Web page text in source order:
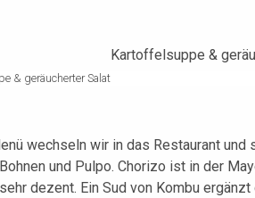
& geräucherter Salat
wechseln wir in das Restaurant
und Pulpo. Chorizo ist in der
dezent. Ein Sud von Kombu